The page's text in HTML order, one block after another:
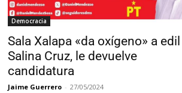
Democracia
Sala Xalapa «da oxígeno» a
Salina Cruz, le devuelve
candidatura
Jaime Guerrero - 27/05/2024